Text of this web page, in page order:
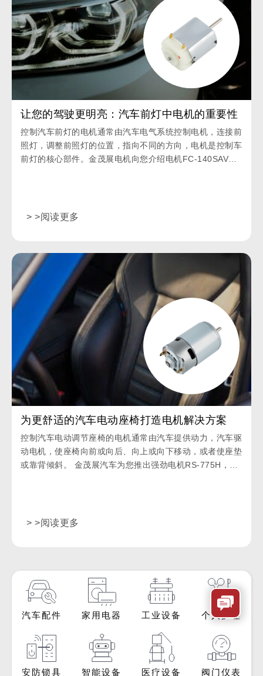
让您的驾驶更明亮：汽车前灯中电机的重要性
控制汽车前灯的电机通常由汽车电气系统控制电机，连接前
照灯，调整前照灯的位置，指向不同的方向，电机是控制车
前灯的核心部件。金茂展电机向您介绍电机FC-140SAV为
> >阅读更多
为更舒适的汽车电动座椅打造电机解决方案
控制汽车电动调节座椅的电机通常由汽车提供动力，汽车驱
动电机，使座椅向前或向后、向上或向下移动，或者使座垫
或靠背倾斜。 金茂展汽车为您推出强劲电机RS-775H，为
> >阅读更多
汽车配件 家用电器 工业设备 个人护理
安防锁具 智能设备 医疗设备 阀门仪表